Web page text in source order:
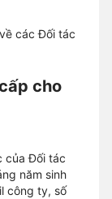
các Đối tác
cho
của Đối tác
năm sinh
công ty, số